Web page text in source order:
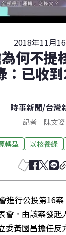
2018年11月
何不提
：已收
時事新聞/台灣
記者—陳文姿
轉型 以核養綠
進行公投第16
會。由該案發起
委黃國昌擔任反